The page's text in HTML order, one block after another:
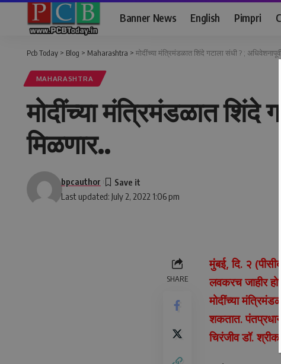
Banner News English Pimpri
Pcb Today> Blog > Maharashtra > मोदींच्या मंत्रिमंडळात शिंदे गटाला संधी ? ;
MAHARASHTRA
मोदींच्या मंत्रिमंडळात शिंदे
मिळणार..
Last updated: July 2, 2022 1:06 pm
bpcauthor
SHARE
मुंबई, दि. २
लवकरच जाहीर
मोदींच्या
शकतात.
चिरंजीव डॉ.